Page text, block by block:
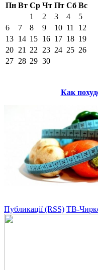
Пн Вт Ср Чт Пт Сб Вс
1
2 3 4
5
6
7 8 9 10 11
12
13 14 15 16 17 18 19
20 21 22 23 24 25 26
27 28 29 30
Как
Публикації (RSS) ТВ-